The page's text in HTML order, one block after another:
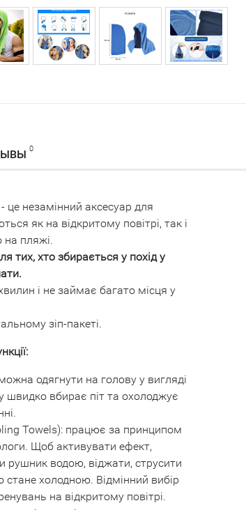
0
незамінний аксесуар для
як на відкритому повітрі, так і
на пляжі.
тих, хто збирається у похід у
і не займає багато місця у
зіп-пакеті.
одягнути на голову у вигляді
швидко вбирає піт та охолоджує
Towels): працює за принципом
Щоб активувати ефект,
рушник водою, віджати, струсити
стане холодною. Відмінний вибір
на відкритому повітрі.